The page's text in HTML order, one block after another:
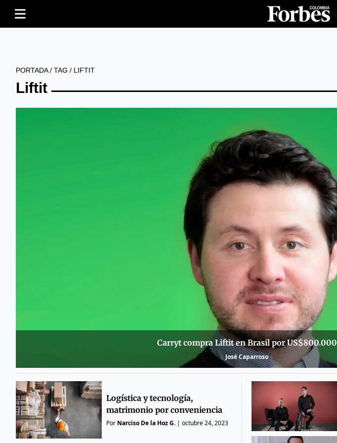
PORTADA/ TAG / LIFTIT
Liftit
Carryt compra Liftit en Brasil por US$800.000
José Caparroso
Logística y tecnología,
matrimonio por conveniencia
Por Narciso De la Hoz G.| octubre 24, 2023